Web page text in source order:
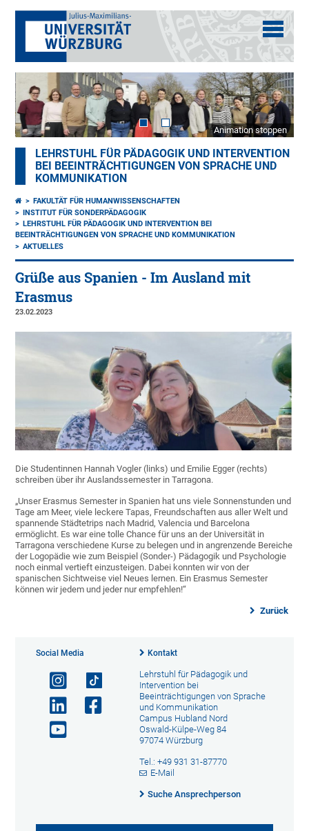
Animation stoppen
LEHRSTUHL FÜR PÄDAGOGIK UND INTERVENTION
BEI BEEINTRÄCHTIGUNGEN VON SPRACHE UND
KOMMUNIKATION
FAKULTÄT FÜR HUMANWISSENSCHAFTEN
INSTITUT FÜR SONDERPÄDAGOGIK
LEHRSTUHL FÜR PÄDAGOGIK UND INTERVENTION BEI
BEEINTRÄCHTIGUNGEN VON SPRACHE UND KOMMUNIKATION
AKTUELLES
Grüße aus Spanien - Im Ausland mit
Erasmus
23.02.2023
Die Studentinnen Hannah Vogler (links) und Emilie Egger (rechts)
schreiben über ihr Auslandssemester in Tarragona.
„Unser Erasmus Semester in Spanien hat uns viele Sonnenstunden und
Tage am Meer, viele leckere Tapas, Freundschaften aus aller Welt und
spannende Städtetrips nach Madrid, Valencia und Barcelona
ermöglicht. Es war eine tolle Chance für uns an der Universität in
Tarragona verschiedene Kurse zu belegen und in angrenzende Bereiche
der Logopädie wie zum Beispiel (Sonder-) Pädagogik und Psychologie
noch einmal vertieft einzusteigen. Dabei konnten wir von der
spanischen Sichtweise viel Neues lernen. Ein Erasmus Semester
können wir jedem und jeder nur empfehlen!“
Zurück
Social Media Kontakt
Lehrstuhl für Pädagogik und
Intervention bei
Beeinträchtigungen von Sprache
und Kommunikation
Campus Hubland Nord
Oswald-Külpe-Weg 84
97074 Würzburg
Tel.: +49 931 31-87770
E-Mail
Suche Ansprechperson